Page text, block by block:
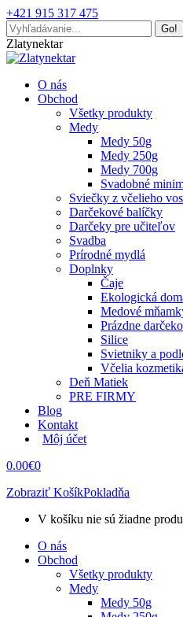
Skip
to
content
+421 915 317 475
Search:
Facebook
page
new
Mail
page
new
Zlatynektar
O nás
Obchod
Všetky produkty
Medy
Medy 50g
Medy 250g
Medy 700g
Svadobné
Sviečky z včelieho
Darčekové balíčky
Darčeky pre učiteľov
Svadba
Prírodné mydlá
Doplnky
Čaje
Ekologická
Medové
Prázdne
Silice
Svietniky a
Včelia
Deň Matiek
PRE FIRMY
Blog
Kontakt
Môj účet
0.00€0
Zobraziť KošíkPokladňa
V košíku nie sú žiadne
O nás
Obchod
Všetky produkty
Medy
Medy 50g